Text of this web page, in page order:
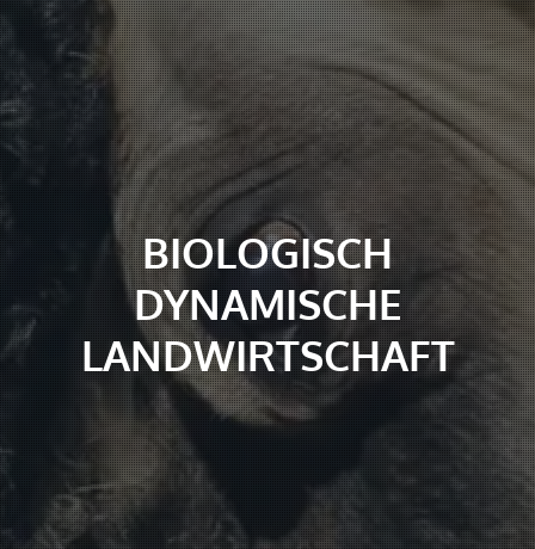
BIOLOGISCH
DYNAMISCHE
LANDWIRTSCHAFT